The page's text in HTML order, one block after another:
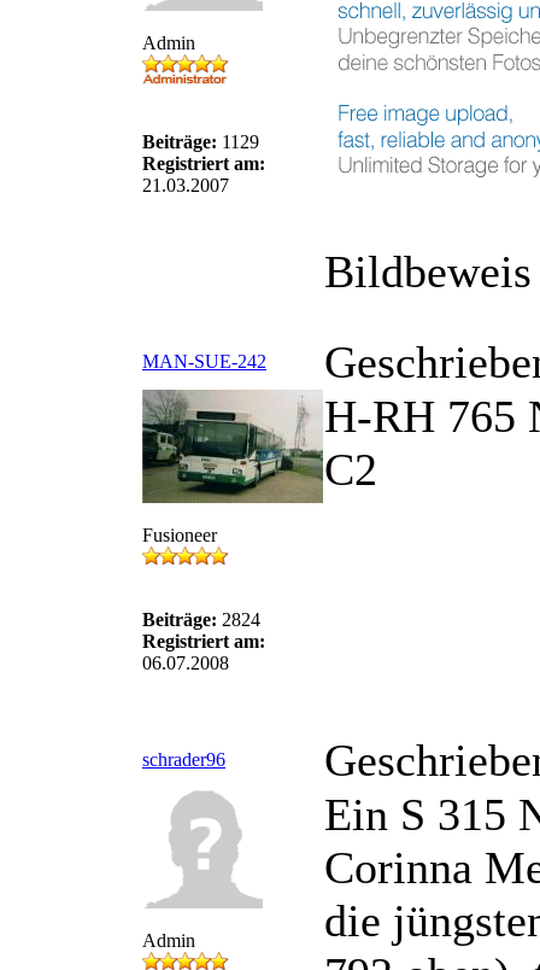
Admin
Beiträge: 1129
Registriert am:
21.03.2007
MAN-SUE-242
Fusioneer
Beiträge: 2824
Registriert am:
06.07.2008
H-RH 765
C2
schrader96
Admin
Ein S 315
Corinna
die